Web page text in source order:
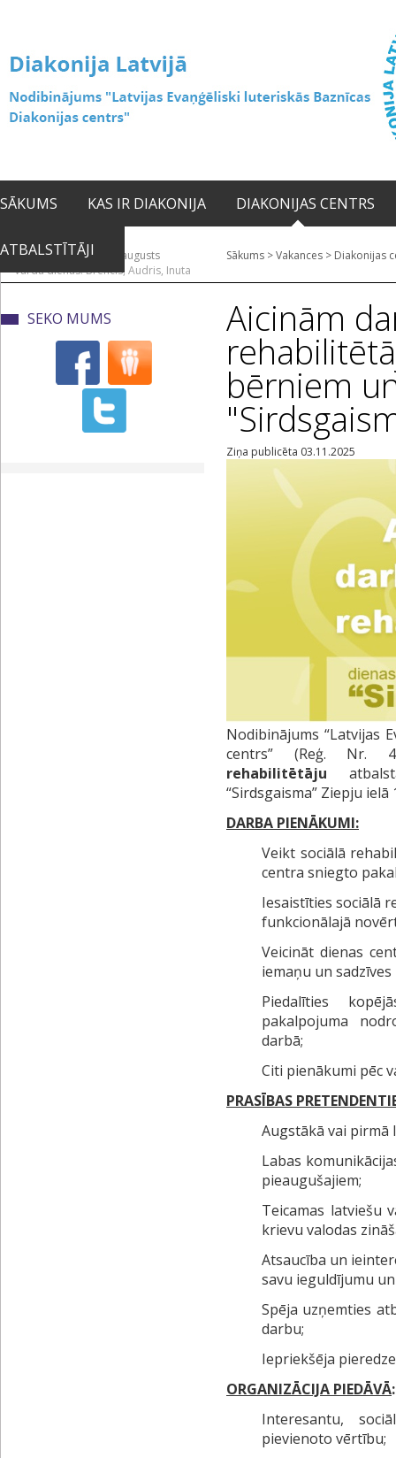
SĀKUMS KAS IR DIAKONIJA DIAKONIJAS CENTRS
ATBALSTĪTĀJI2026. gada 10. augusts
Vārda dienas: Brencis, Audris, Inuta
Sākums >Vakances > Diakonijas
SEKO MUMS Aicinām
bērniem
Ziņa publicēta 03.11.2025
Nodibinājums “Latvijas
centrs” (Reģ. Nr.
rehabilitētāju
“Sirdsgaisma” Ziepju ielā
DARBA PIENĀKUMI:
Veikt sociālā
centra sniegto
Iesaistīties sociālā
funkcionālajā
Veicināt dienas
iemaņu un
Piedalīties
pakalpojuma
darbā;
Citi pienākumi pēc
PRASĪBAS
Augstākā vai
Labas
pieaugušajiem;
Teicamas latviešu
krievu valodas
Atsaucība un
savu ieguldījumu
Spēja uzņemties
darbu;
Iepriekšēja
ORGANIZĀCIJA PIEDĀVĀ
Interesantu,
pievienoto vērtību;